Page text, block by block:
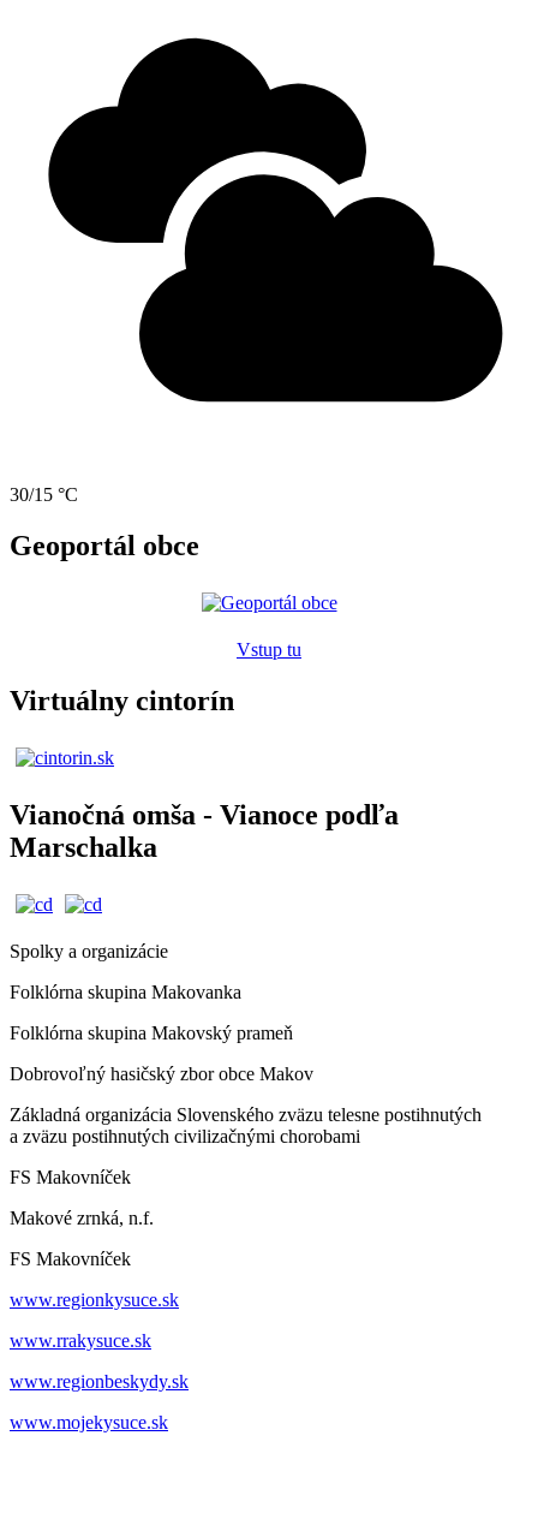
30/15 °C
Geoportál obce
Vstup tu
Virtuálny cintorín
Vianočná omša - Vianoce podľa
Marschalka
Spolky a organizácie
Folklórna skupina Makovanka
Folklórna skupina Makovský prameň
Dobrovoľný hasičský zbor obce Makov
Základná organizácia Slovenského zväzu telesne postihnutých
a zväzu postihnutých civilizačnými chorobami
FS Makovníček
Makové zrnká, n.f.
FS Makovníček
www.regionkysuce.sk
www.rrakysuce.sk
www.regionbeskydy.sk
www.mojekysuce.sk